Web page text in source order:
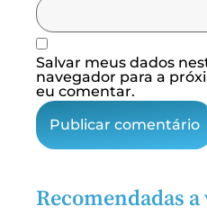
Salvar meus dados
navegador para a
eu comentar.
Recomendadas a